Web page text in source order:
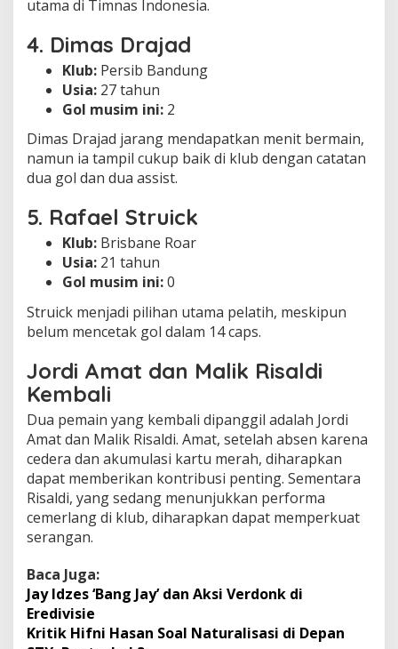
utama di Timnas Indonesia.
4. Dimas Drajad
Klub: Persib Bandung
Usia: 27 tahun
Gol musim ini: 2
Dimas Drajad jarang mendapatkan menit bermain,
namun ia tampil cukup baik di klub dengan catatan
dua gol dan dua assist.
5. Rafael Struick
Klub: Brisbane Roar
Usia: 21 tahun
Gol musim ini:0
Struick menjadi pilihan utama pelatih, meskipun
belum mencetak gol dalam 14 caps.
Jordi Amat dan Malik Risaldi
Kembali
Dua pemain yang kembali dipanggil adalah Jordi
Amat dan Malik Risaldi. Amat, setelah absen karena
cedera dan akumulasi kartu merah, diharapkan
dapat memberikan kontribusi penting. Sementara
Risaldi, yang sedang menunjukkan performa
cemerlang di klub, diharapkan dapat memperkuat
serangan.
Baca Juga:
Jay Idzes ‘Bang Jay’ dan Aksi Verdonk di
Eredivisie
Kritik Hifni Hasan Soal Naturalisasi di Depan